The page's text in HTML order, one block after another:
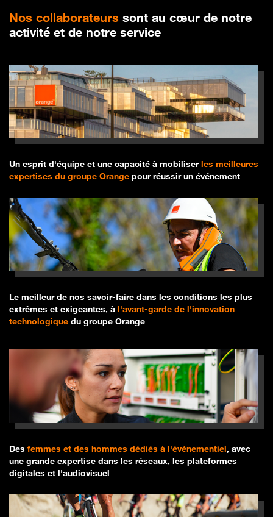
Nos collaborateurs sont au cœur de notre
activité et de notre service
Des femmes et des hommes dédiés à l'événementiel, avec
une grande expertise dans les réseaux, les plateformes
digitales et l'audiovisuel
Un esprit d'équipe et une capacité à mobiliserles meilleures
expertises du groupe Orange pour réussir un événement
Le meilleur de nos savoir-faire dans les conditions les plus
extrêmes et exigeantes, à l'avant-garde de l'innovation
technologique du groupe Orange